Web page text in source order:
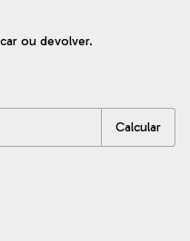
ou devolver.
Calcular